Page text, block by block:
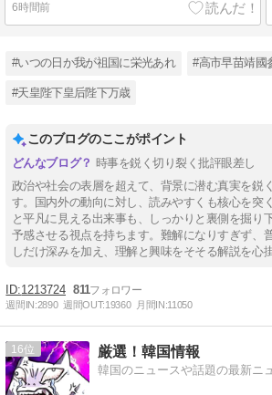
6時間前
#いつの日か我が祖国に栄光あれ #高市早苗靖國
#天皇陛下皇后陛下万歳
このブログのここがポイント
時事を鋭く切り裂く批評眼差し
政治や社会の表層を超えて、背景に潜む真実を鋭
す。国内外の動向に対し、読みやすくも核心を突
と平凡に見える出来事も、しっかりと裏側を掘り
予感させる視点を持ちます。難解になりすぎず、
しだけ深みを加え、理解と興味をそそる解説を心
1213724 811
週間IN:2890 週間OUT:19360 月間IN:11050
16 厳選！韓国情報
韓国のニュースや話題の最新ニ